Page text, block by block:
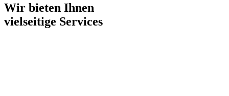
Wir bieten Ihnen
vielseitige Services